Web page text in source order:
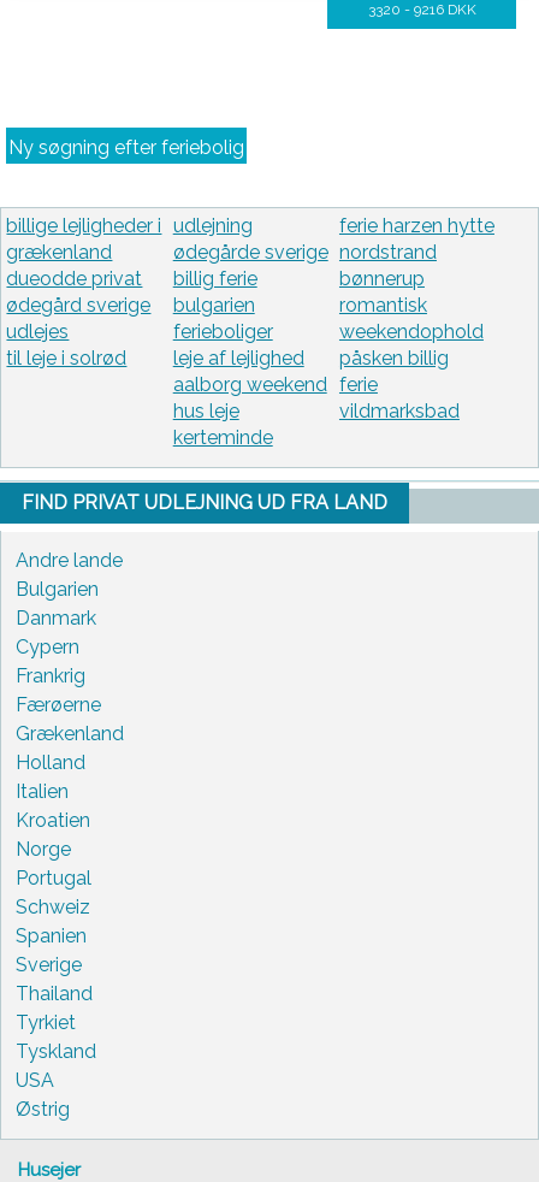
3320 - 9216 DKK
Ny søgning efter feriebolig
billige lejligheder i
grækenland
dueodde privat
ødegård sverige
udlejes
til leje i solrød
udlejning
ødegårde sverige
billig ferie
bulgarien
ferieboliger
leje af lejlighed
aalborg weekend
hus leje
kerteminde
ferie harzen hytte
nordstrand
bønnerup
romantisk
weekendophold
påsken billig
ferie
vildmarksbad
FIND PRIVAT UDLEJNING UD FRA LAND
Andre lande
Bulgarien
Danmark
Cypern
Frankrig
Færøerne
Grækenland
Holland
Italien
Kroatien
Norge
Portugal
Schweiz
Spanien
Sverige
Thailand
Tyrkiet
Tyskland
USA
Østrig
Husejer